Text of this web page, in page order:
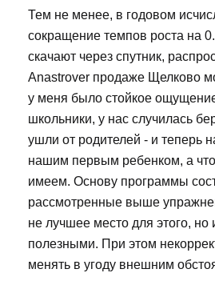
Тем не менее, в годовом
сокращение темпов роста на
скачают через спутник,
Anastrover продаже Щелково
у меня было стойкое
школьники, у нас случилась
ушли от родителей - и теперь
нашим первым ребенком, а
имеем. Основу программы
рассмотренные выше
не лучшее место для этого,
полезными. При этом
менять в угоду внешним